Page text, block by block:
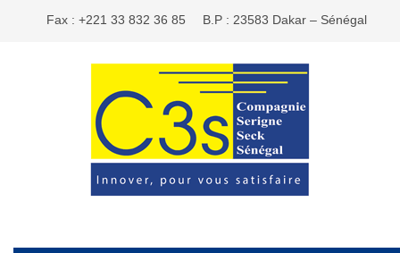
Fax : +221 33 832 36 85 B.P : 23583 Dakar – Sénégal